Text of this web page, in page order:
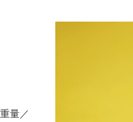
量／